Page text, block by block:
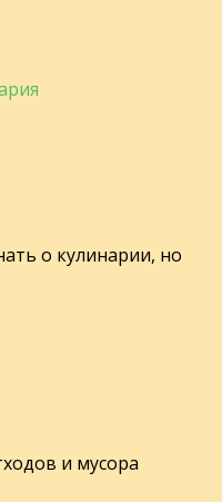
о кулинарии, но
и мусора